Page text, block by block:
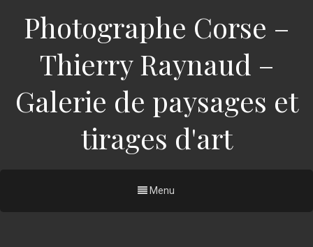
Photographe Corse –
Thierry Raynaud –
Galerie de paysages et
tirages d'art
Menu